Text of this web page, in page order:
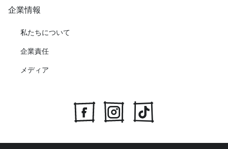
企業情報
私たちについて
企業責任
メディア